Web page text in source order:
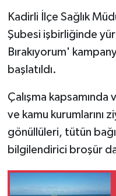
Kadirli İlçe Sağlık
Şubesi işbirliğinde
Bırakıyorum'
başlatıldı.
Çalışma
ve kamu kurumlarını
gönüllüleri, tütün
bilgilendirici broşür